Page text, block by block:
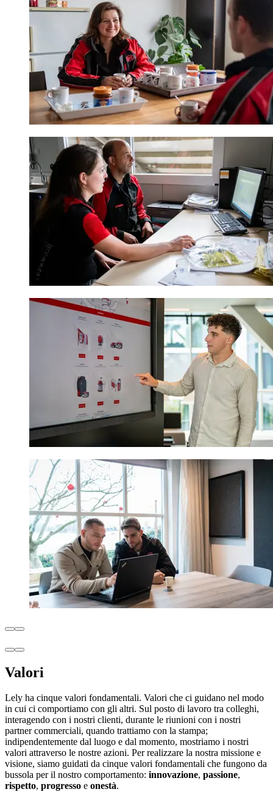
Valori
Lely ha cinque valori fondamentali. Valori che ci guidano nel modo
in cui ci comportiamo con gli altri. Sul posto di lavoro tra colleghi,
interagendo con i nostri clienti, durante le riunioni con i nostri
partner commerciali, quando trattiamo con la stampa;
indipendentemente dal luogo e dal momento, mostriamo i nostri
valori attraverso le nostre azioni. Per realizzare la nostra missione e
visione, siamo guidati da cinque valori fondamentali che fungono da
bussola per il nostro comportamento: innovazione, passione,
rispetto, progresso e onestà.